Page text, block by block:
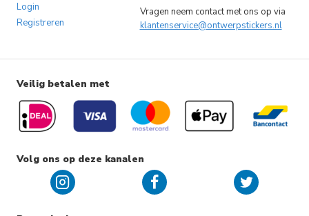
Login
Registreren
Vragen neem contact met ons op via
klantenservice@ontwerpstickers.nl
Veilig betalen met
Volg ons op deze kanalen